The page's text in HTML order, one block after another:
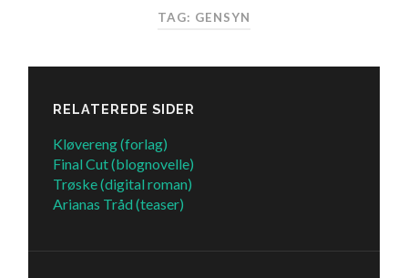
TAG: GENSYN
RELATEREDE SIDER
Kløvereng (forlag)
Final Cut (blognovelle)
Trøske (digital roman)
Arianas Tråd (teaser)